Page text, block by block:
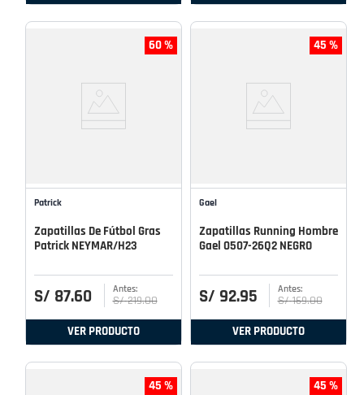
60 %
Patrick
Zapatillas De Fútbol Gras
Patrick NEYMAR/H23
S/ 87.60 S/ 219.00
VER PRODUCTO
45 %
Gael
Zapatillas Running Hombre
Gael 0507-26Q2 NEGRO
S/ 92.95 S/ 169.00
VER PRODUCTO
45 % 45 %